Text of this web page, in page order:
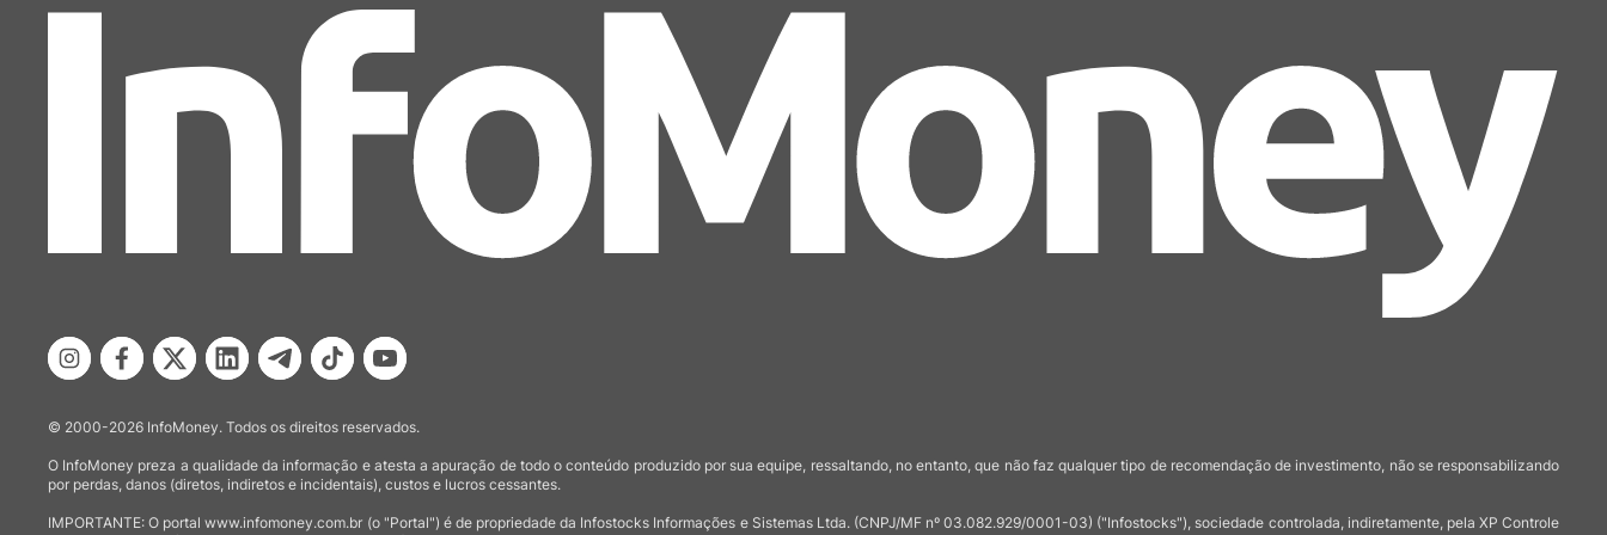
© 2000-2026 InfoMoney. Todos os direitos reservados.
O InfoMoney preza a qualidade da informação e atesta a apuração de todo o conteúdo produzido por sua equipe, ressaltando, no entanto, que não faz qualquer tipo de recomendação de investimento, não se responsabilizando
por perdas, danos (diretos, indiretos e incidentais), custos e lucros cessantes.
IMPORTANTE: O portal www.infomoney.com.br (o "Portal") é de propriedade da Infostocks Informações e Sistemas Ltda. (CNPJ/MF nº 03.082.929/0001-03) ("Infostocks"), sociedade controlada, indiretamente, pela XP Controle